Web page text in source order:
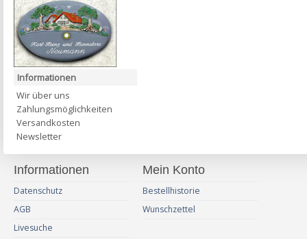
Informationen
Wir über uns
Zahlungsmöglichkeiten
Versandkosten
Newsletter
Informationen
Datenschutz
AGB
Livesuche
Mein Konto
Bestellhistorie
Wunschzettel